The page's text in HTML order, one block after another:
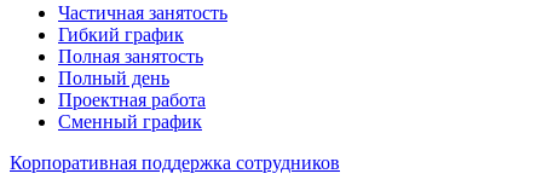
Частичная занятость
Гибкий график
Полная занятость
Полный день
Проектная работа
Сменный график
Корпоративная поддержка сотрудников